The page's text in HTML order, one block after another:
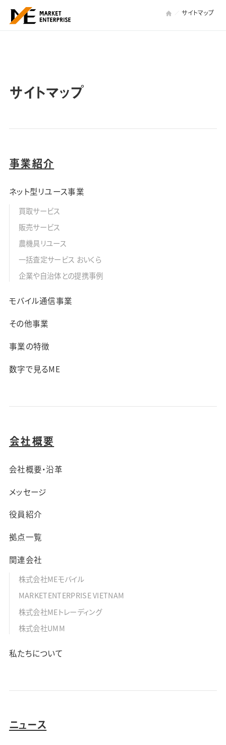
サイトマップ
サイトマップ
事業紹介
ネット型リユース事業
買取サービス
販売サービス
農機具リユース
一括査定サービス おいくら
企業や自治体との提携事例
モバイル通信事業
その他事業
事業の特徴
数字で見るME
会社概要
会社概要・沿革
メッセージ
役員紹介
拠点一覧
関連会社
株式会社MEモバイル
MARKETENTERPRISE VIETNAM
株式会社MEトレーディング
株式会社UMM
私たちについて
ニュース